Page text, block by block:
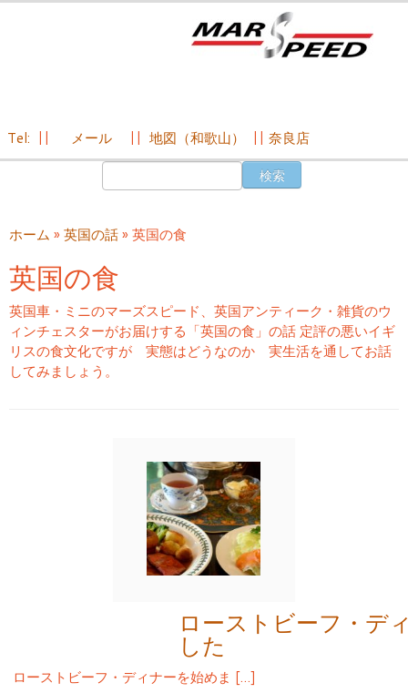
ン
へ
ス
キ
ッ
プ
Tel: メール 地図（和歌山） 奈良店
ホーム » 英国の話» 英国の食
英国の食
英国車・ミニのマーズスピード、英国アンティーク・雑貨のウ
ィンチェスターがお届けする「英国の食」の話 定評の悪いイギ
リスの食文化ですが 実態はどうなのか 実生活を通してお話
してみましょう。
ローストビーフ・デ
した
ローストビーフ・ディナーを始めま […]